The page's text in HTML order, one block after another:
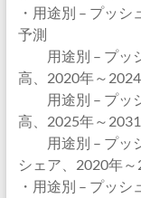
・用途別 – プッ
予測
用途別 – プッシ
高、2020年～
用途別 – プッシ
高、2025年～
用途別 – プッシ
シェア、2020年
・用途別 – プッ